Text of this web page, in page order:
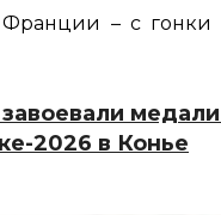
– с
2026 в Конье